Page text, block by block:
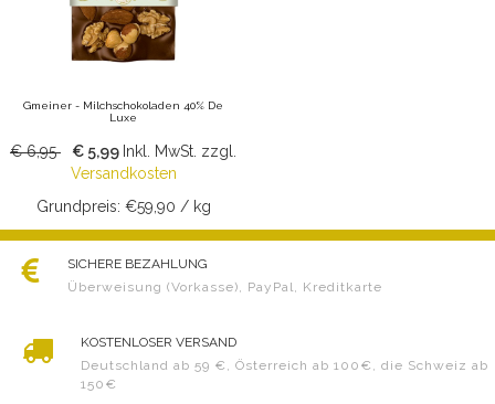
Gmeiner - Milchschokoladen 40% De
Luxe
€ 6,95 € 5,99 Inkl. MwSt. zzgl.
Versandkosten
Grundpreis: €59,90 / kg
SICHERE BEZAHLUNG
Überweisung (Vorkasse), PayPal, Kreditkarte
KOSTENLOSER VERSAND
Deutschland ab 59 €, Österreich ab 100€, die Schweiz ab
150€